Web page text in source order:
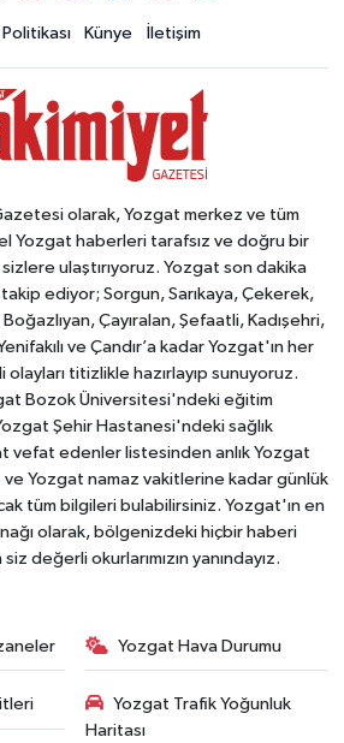
Künye İletişim
olarak, Yozgat merkez ve tüm
Yozgat haberleri tarafsız ve doğru bir
sizlere ulaştırıyoruz. Yozgat son dakika
ediyor; Sorgun, Sarıkaya, Çekerek,
Çayıralan, Şefaatli, Kadışehri,
ve Çandır’a kadar Yozgat'ın her
olayları titizlikle hazırlayıp sunuyoruz.
Bozok Üniversitesi'ndeki eğitim
Şehir Hastanesi'ndeki sağlık
vefat edenler listesinden anlık Yozgat
Yozgat namaz vakitlerine kadar günlük
tüm bilgileri bulabilirsiniz. Yozgat'ın en
olarak, bölgenizdeki hiçbir haberi
siz değerli okurlarımızın yanındayız.
Yozgat Hava Durumu
Yozgat Trafik Yoğunluk
Haritası